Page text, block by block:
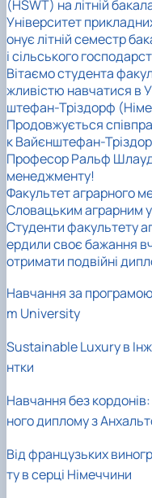
(HSWT) на літній
Університет
онує літній семестр
і сільського
Вітаємо студента
жливістю навчатися в
штефан-Тріздорф
Продовжується
к Вайєнштефан-
Професор Ральф
менеджменту!
Факультет аграрного
Словацьким аграрним
Студенти факультету
ердили своє бажання
отримати подвійні
Навчання за
m University
Sustainable Luxury в
нтки
Навчання без кордонів:
ного диплому з
Від французьких
ту в серці Німеччини